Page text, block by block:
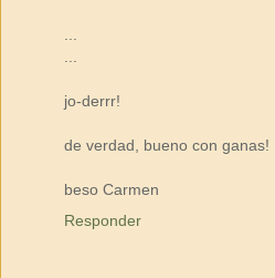
jo-derrr!
de verdad, bueno con ganas!
beso Carmen
Responder